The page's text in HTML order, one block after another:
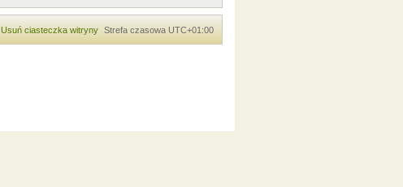
Strefa czasowa UTC+01:00
Usuń ciasteczka witryny